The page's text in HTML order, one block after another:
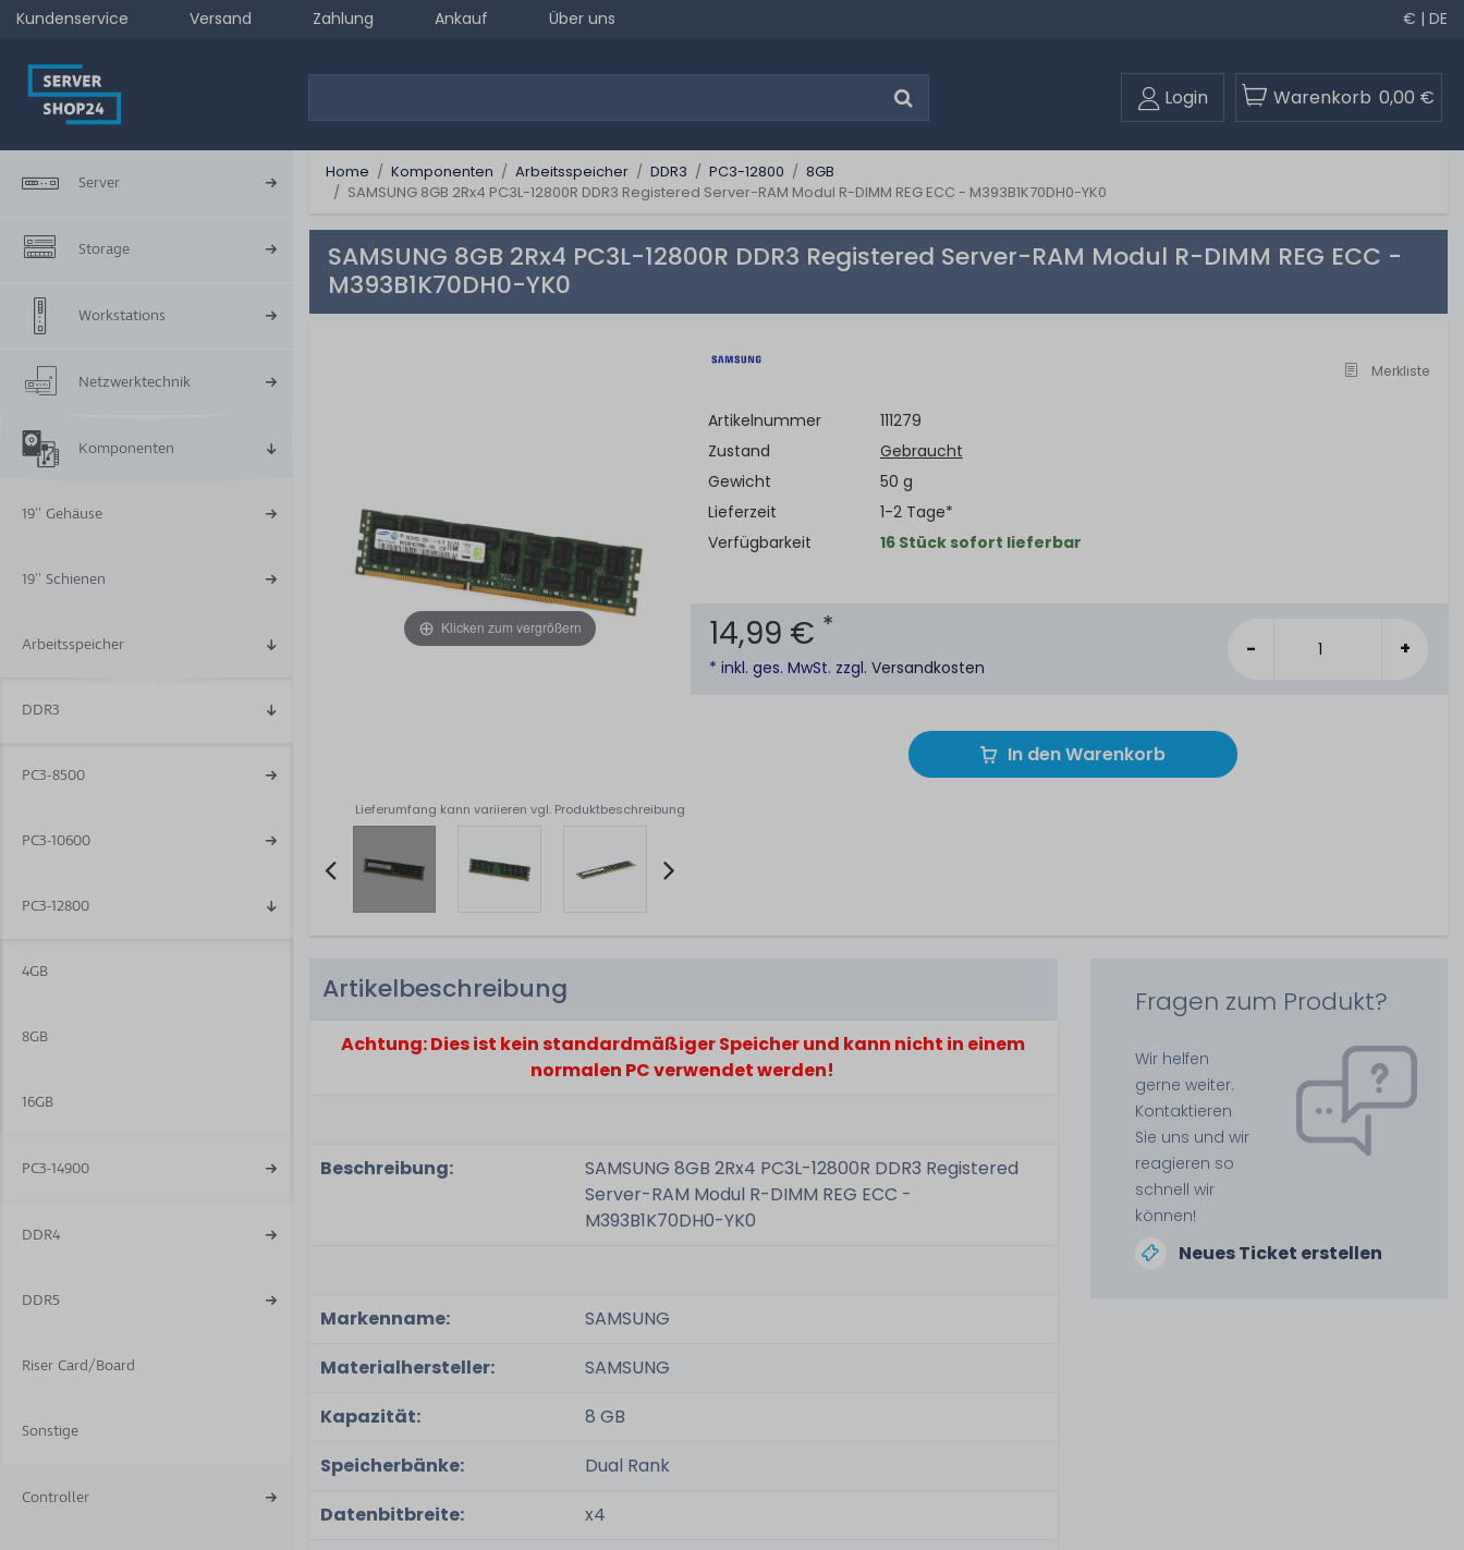
Kundenservice Versand Zahlung Ankauf Über uns € | DE
Login Warenkorb 0,00 €
Server
Storage
Workstations
Netzwerktechnik
Komponenten
19'' Gehäuse
19'' Schienen
Arbeitsspeicher
DDR3
PC3-8500
PC3-10600
PC3-12800
4GB
8GB
16GB
PC3-14900
DDR4
DDR5
Riser Card/Board
Sonstige
Controller
Home Komponenten Arbeitsspeicher DDR3 PC3-12800
8GB
SAMSUNG 8GB 2Rx4 PC3L-12800R DDR3 Registered Server-RAM Modul R-DIMM REG ECC - M393B1K70DH0-YK0
SAMSUNG 8GB 2Rx4 PC3L-12800R DDR3 Registered Server-RAM Modul R-DIMM REG ECC -
M393B1K70DH0-YK0
Klicken zum vergrößern
Lieferumfang kann variieren vgl. Produktbeschreibung
6
Merkliste
Artikelnummer
111279
Zustand
Gebraucht
Gewicht
50 g
Lieferzeit
1-2 Tage*
Verfügbarkeit
16 Stück sofort lieferbar
14,99 € *
* inkl. ges. MwSt. zzgl.Versandkosten
- +
In den Warenkorb
Artikelbeschreibung
Achtung: Dies ist kein standardmäßiger Speicher und kann nicht in einem
normalen PC verwendet werden!
Beschreibung:
SAMSUNG 8GB 2Rx4 PC3L-12800R DDR3 Registered
Server-RAM Modul R-DIMM REG ECC -
M393B1K70DH0-YK0
Markenname:
SAMSUNG
Materialhersteller:
SAMSUNG
Kapazität:
8 GB
Speicherbänke:
Dual Rank
Datenbitbreite:
x4
Fragen zum Produkt?
Wir helfen
gerne weiter.
Kontaktieren
Sie uns und wir
reagieren so
schnell wir
können!
Neues Ticket erstellen